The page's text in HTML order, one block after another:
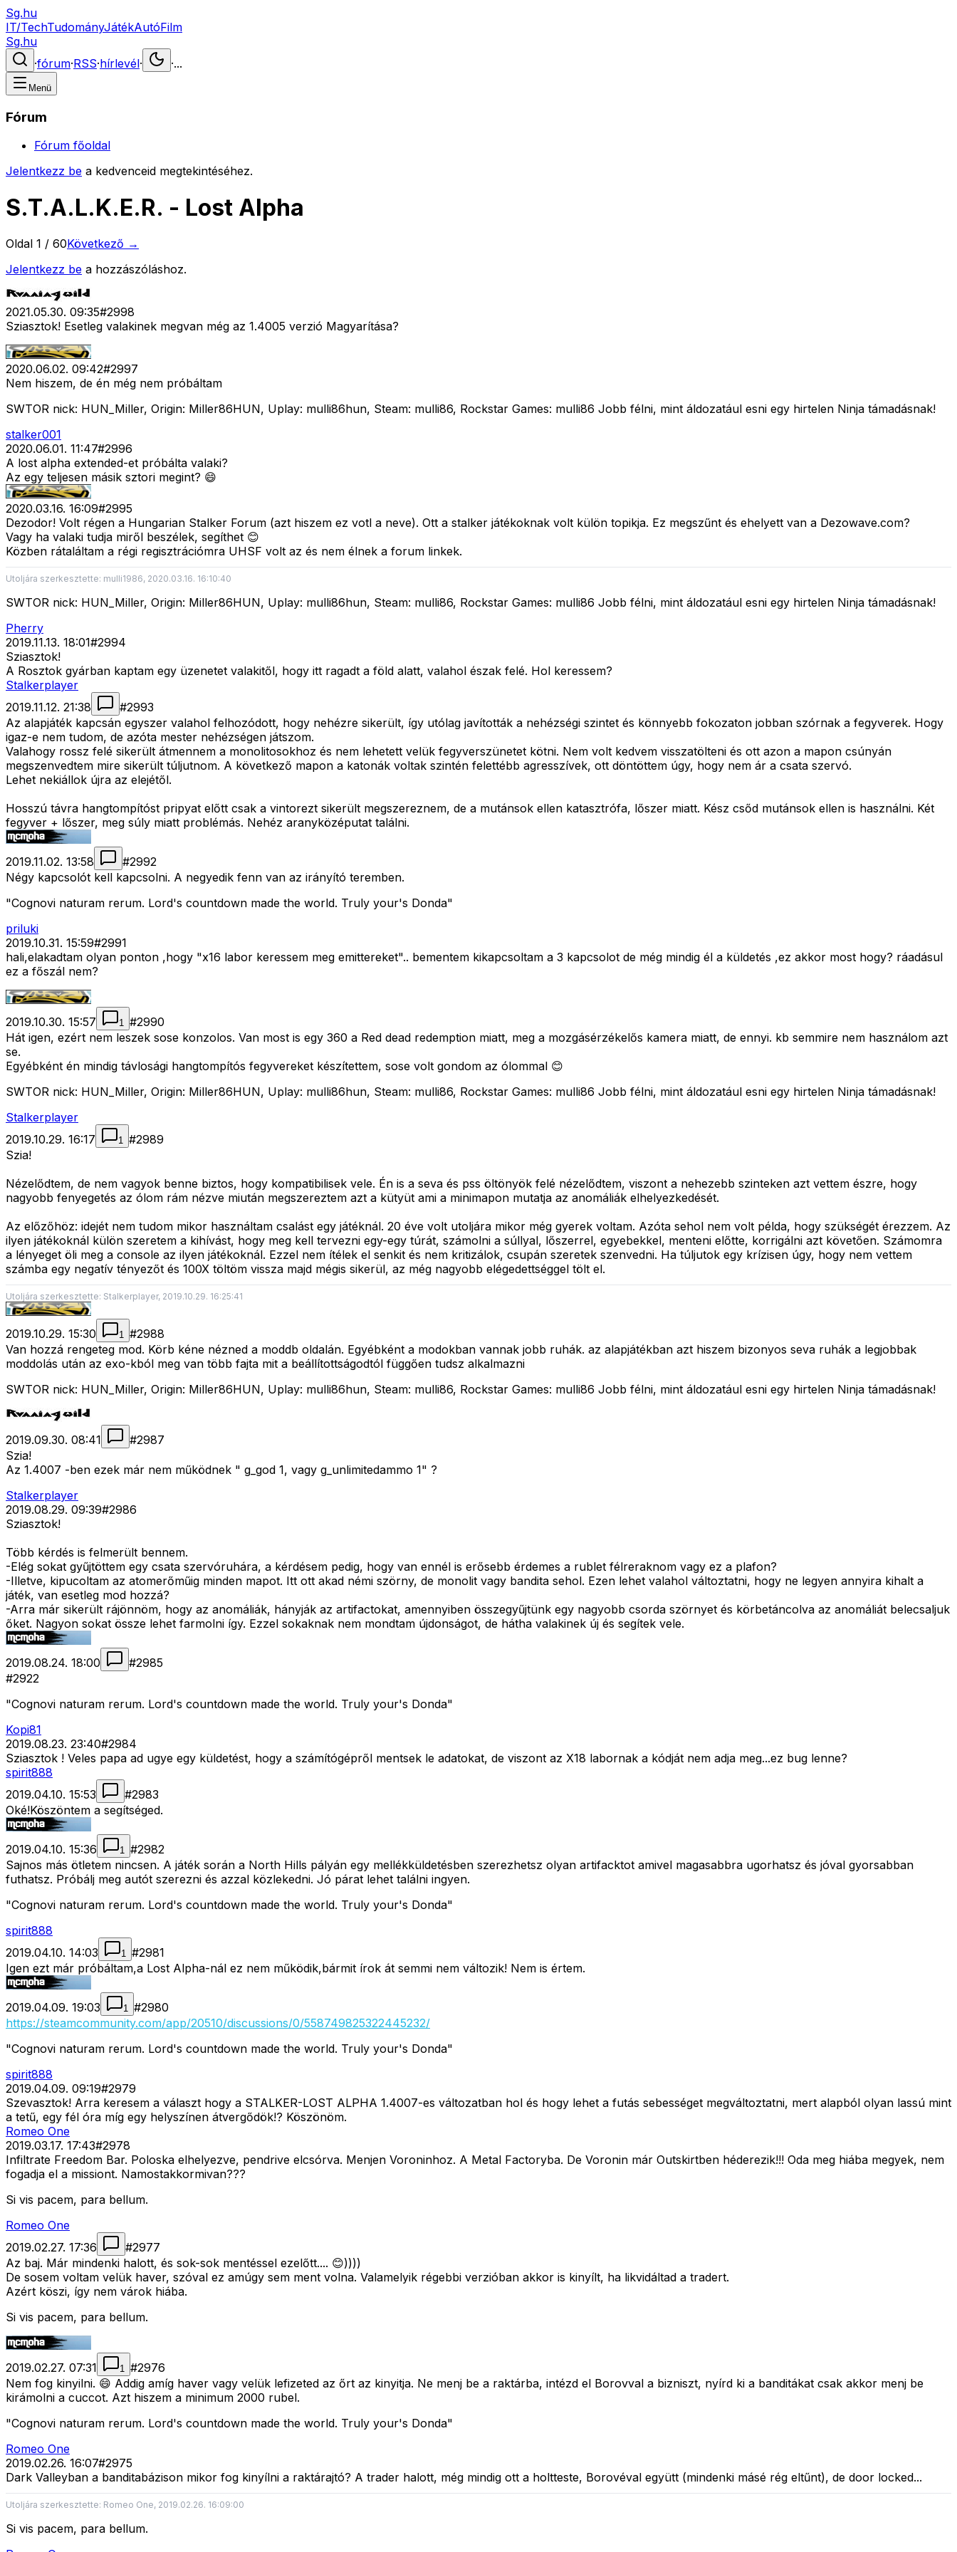
Sg.hu
IT/TechTudományJátékAutóFilm
Sg.hu
·fórum·RSS·hírlevél· ·...
Menü
Fórum
Fórum főoldal
Jelentkezz be a kedvenceid megtekintéséhez.
S.T.A.L.K.E.R. - Lost Alpha
Oldal 1 / 60Következő →
Jelentkezz be a hozzászóláshoz.
2021.05.30. 09:35#2998
Sziasztok! Esetleg valakinek megvan még az 1.4005 verzió Magyarítása?
2020.06.02. 09:42#2997
Nem hiszem, de én még nem próbáltam
SWTOR nick: HUN_Miller, Origin: Miller86HUN, Uplay: mulli86hun, Steam: mulli86, Rockstar Games: mulli86 Jobb félni, mint áldozatául esni egy hirtelen Ninja támadásnak!
stalker001
2020.06.01. 11:47#2996
A lost alpha extended-et próbálta valaki?
Az egy teljesen másik sztori megint? 😄
2020.03.16. 16:09#2995
Dezodor! Volt régen a Hungarian Stalker Forum (azt hiszem ez votl a neve). Ott a stalker játékoknak volt külön topikja. Ez megszűnt és ehelyett van a Dezowave.com?
Vagy ha valaki tudja miről beszélek, segíthet 😊
Közben rátaláltam a régi regisztrációmra UHSF volt az és nem élnek a forum linkek.
Utoljára szerkesztette: mulli1986, 2020.03.16. 16:10:40
SWTOR nick: HUN_Miller, Origin: Miller86HUN, Uplay: mulli86hun, Steam: mulli86, Rockstar Games: mulli86 Jobb félni, mint áldozatául esni egy hirtelen Ninja támadásnak!
Pherry
2019.11.13. 18:01#2994
Sziasztok!
A Rosztok gyárban kaptam egy üzenetet valakitől, hogy itt ragadt a föld alatt, valahol észak felé. Hol keressem?
Stalkerplayer
2019.11.12. 21:38
#2993
Az alapjáték kapcsán egyszer valahol felhozódott, hogy nehézre sikerült, így utólag javították a nehézségi szintet és könnyebb fokozaton jobban szórnak a fegyverek. Hogy
igaz-e nem tudom, de azóta mester nehézségen játszom.
Valahogy rossz felé sikerült átmennem a monolitosokhoz és nem lehetett velük fegyverszünetet kötni. Nem volt kedvem visszatölteni és ott azon a mapon csúnyán
megszenvedtem mire sikerült túljutnom. A következő mapon a katonák voltak szintén felettébb agresszívek, ott döntöttem úgy, hogy nem ár a csata szervó.
Lehet nekiállok újra az elejétől.
Hosszú távra hangtompítóst pripyat előtt csak a vintorezt sikerült megszereznem, de a mutánsok ellen katasztrófa, lőszer miatt. Kész csőd mutánsok ellen is használni. Két
fegyver + lőszer, meg súly miatt problémás. Nehéz aranyközéputat találni.
2019.11.02. 13:58 #2992
Négy kapcsolót kell kapcsolni. A negyedik fenn van az irányító teremben.
"Cognovi naturam rerum. Lord's countdown made the world. Truly your's Donda"
priluki
2019.10.31. 15:59#2991
hali,elakadtam olyan ponton ,hogy "x16 labor keressem meg emittereket".. bementem kikapcsoltam a 3 kapcsolot de még mindig él a küldetés ,ez akkor most hogy? ráadásul
ez a főszál nem?
2019.10.30. 15:57 1 #2990
Hát igen, ezért nem leszek sose konzolos. Van most is egy 360 a Red dead redemption miatt, meg a mozgásérzékelős kamera miatt, de ennyi. kb semmire nem használom azt
se.
Egyébként én mindig távlosági hangtompítós fegyvereket készítettem, sose volt gondom az ólommal 😊
SWTOR nick: HUN_Miller, Origin: Miller86HUN, Uplay: mulli86hun, Steam: mulli86, Rockstar Games: mulli86 Jobb félni, mint áldozatául esni egy hirtelen Ninja támadásnak!
Stalkerplayer
2019.10.29. 16:17
1 #2989
Szia!
Nézelődtem, de nem vagyok benne biztos, hogy kompatibilisek vele. Én is a seva és pss öltönyök felé nézelődtem, viszont a nehezebb szinteken azt vettem észre, hogy
nagyobb fenyegetés az ólom rám nézve miután megszereztem azt a kütyüt ami a minimapon mutatja az anomáliák elhelyezkedését.
Az előzőhöz: idejét nem tudom mikor használtam csalást egy játéknál. 20 éve volt utoljára mikor még gyerek voltam. Azóta sehol nem volt példa, hogy szükségét érezzem. Az
ilyen játékoknál külön szeretem a kihívást, hogy meg kell tervezni egy-egy túrát, számolni a súllyal, lőszerrel, egyebekkel, menteni előtte, korrigálni azt követően. Számomra
a lényeget öli meg a console az ilyen játékoknál. Ezzel nem ítélek el senkit és nem kritizálok, csupán szeretek szenvedni. Ha túljutok egy krízisen úgy, hogy nem vettem
számba egy negatív tényezőt és 100X töltöm vissza majd mégis sikerül, az még nagyobb elégedettséggel tölt el.
Utoljára szerkesztette: Stalkerplayer, 2019.10.29. 16:25:41
2019.10.29. 15:30 1 #2988
Van hozzá rengeteg mod. Körb kéne nézned a moddb oldalán. Egyébként a modokban vannak jobb ruhák. az alapjátékban azt hiszem bizonyos seva ruhák a legjobbak
moddolás után az exo-kból meg van több fajta mit a beállítottságodtól függően tudsz alkalmazni
SWTOR nick: HUN_Miller, Origin: Miller86HUN, Uplay: mulli86hun, Steam: mulli86, Rockstar Games: mulli86 Jobb félni, mint áldozatául esni egy hirtelen Ninja támadásnak!
2019.09.30. 08:41 #2987
Szia!
Az 1.4007 -ben ezek már nem működnek " g_god 1, vagy g_unlimitedammo 1" ?
Stalkerplayer
2019.08.29. 09:39#2986
Sziasztok!
Több kérdés is felmerült bennem.
-Elég sokat gyűjtöttem egy csata szervóruhára, a kérdésem pedig, hogy van ennél is erősebb érdemes a rublet félreraknom vagy ez a plafon?
-Illetve, kipucoltam az atomerőműig minden mapot. Itt ott akad némi szörny, de monolit vagy bandita sehol. Ezen lehet valahol változtatni, hogy ne legyen annyira kihalt a
játék, van esetleg mod hozzá?
-Arra már sikerült rájönnöm, hogy az anomáliák, hányják az artifactokat, amennyiben összegyűjtünk egy nagyobb csorda szörnyet és körbetáncolva az anomáliát belecsaljuk
őket. Nagyon sokat össze lehet farmolni így. Ezzel sokaknak nem mondtam újdonságot, de hátha valakinek új és segítek vele.
2019.08.24. 18:00 #2985
#2922
"Cognovi naturam rerum. Lord's countdown made the world. Truly your's Donda"
Kopi81
2019.08.23. 23:40#2984
Sziasztok ! Veles papa ad ugye egy küldetést, hogy a számítógépről mentsek le adatokat, de viszont az X18 labornak a kódját nem adja meg...ez bug lenne?
spirit888
2019.04.10. 15:53
#2983
Oké!Köszöntem a segítséged.
2019.04.10. 15:36 1 #2982
Sajnos más ötletem nincsen. A játék során a North Hills pályán egy mellékküldetésben szerezhetsz olyan artifacktot amivel magasabbra ugorhatsz és jóval gyorsabban
futhatsz. Próbálj meg autót szerezni és azzal közlekedni. Jó párat lehet találni ingyen.
"Cognovi naturam rerum. Lord's countdown made the world. Truly your's Donda"
spirit888
2019.04.10. 14:03
1 #2981
Igen ezt már próbáltam,a Lost Alpha-nál ez nem működik,bármit írok át semmi nem változik! Nem is értem.
2019.04.09. 19:03 1 #2980
https://steamcommunity.com/app/20510/discussions/0/558749825322445232/
"Cognovi naturam rerum. Lord's countdown made the world. Truly your's Donda"
spirit888
2019.04.09. 09:19#2979
Szevasztok! Arra keresem a választ hogy a STALKER-LOST ALPHA 1.4007-es változatban hol és hogy lehet a futás sebességet megváltoztatni, mert alapból olyan lassú mint
a tetű, egy fél óra míg egy helyszínen átvergődök!? Köszönöm.
Romeo One
2019.03.17. 17:43#2978
Infiltrate Freedom Bar. Poloska elhelyezve, pendrive elcsórva. Menjen Voroninhoz. A Metal Factoryba. De Voronin már Outskirtben héderezik!!! Oda meg hiába megyek, nem
fogadja el a missiont. Namostakkormivan???
Si vis pacem, para bellum.
Romeo One
2019.02.27. 17:36
#2977
Az baj. Már mindenki halott, és sok-sok mentéssel ezelőtt.... 😊))))
De sosem voltam velük haver, szóval ez amúgy sem ment volna. Valamelyik régebbi verzióban akkor is kinyílt, ha likvidáltad a tradert.
Azért köszi, így nem várok hiába.
Si vis pacem, para bellum.
2019.02.27. 07:31 1 #2976
Nem fog kinyilni. 😄 Addig amíg haver vagy velük lefizeted az őrt az kinyitja. Ne menj be a raktárba, intézd el Borovval a bizniszt, nyírd ki a banditákat csak akkor menj be
kirámolni a cuccot. Azt hiszem a minimum 2000 rubel.
"Cognovi naturam rerum. Lord's countdown made the world. Truly your's Donda"
Romeo One
2019.02.26. 16:07#2975
Dark Valleyban a banditabázison mikor fog kinyílni a raktárajtó? A trader halott, még mindig ott a holtteste, Borovéval együtt (mindenki másé rég eltűnt), de door locked...
Utoljára szerkesztette: Romeo One, 2019.02.26. 16:09:00
Si vis pacem, para bellum.